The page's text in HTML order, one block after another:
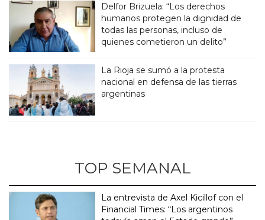
Delfor Brizuela: “Los derechos
humanos protegen la dignidad de
todas las personas, incluso de
quienes cometieron un delito”
La Rioja se sumó a la protesta
nacional en defensa de las tierras
argentinas
TOP SEMANAL
La entrevista de Axel Kicillof con el
Financial Times: “Los argentinos